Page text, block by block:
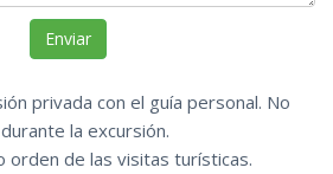
privada con el guía personal. No
la excursión.
orden de las visitas turísticas.